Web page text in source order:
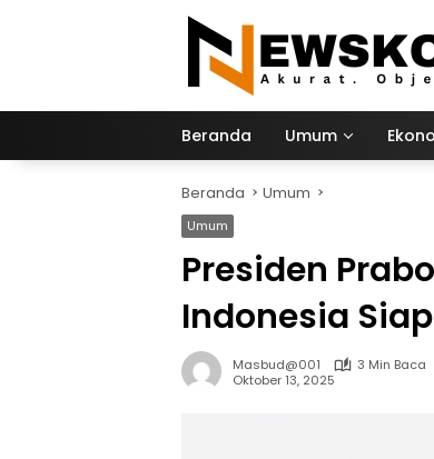
Beranda Umum
Beranda Umum
Umum
Presiden
Indonesia
Masbud@001
3 Min Baca
Oktober 13, 2025